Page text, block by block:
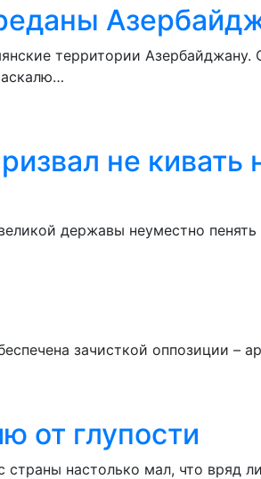
территории
не кивать
державы неуместно пенять
зачисткой оппозиции –
от глупости
настолько мал, что вряд